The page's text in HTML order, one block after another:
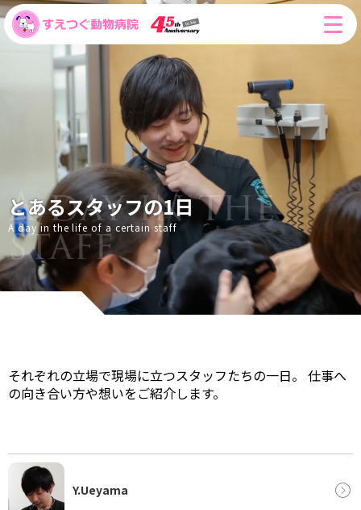
とあるスタッフの1日
A day in the life of a certain staff
とあるスタッフの1日覧
それぞれの立場で現場に立つスタッフたちの一日。 仕事へ
の向き合い方や想いをご紹介します。
Y.Ueyama